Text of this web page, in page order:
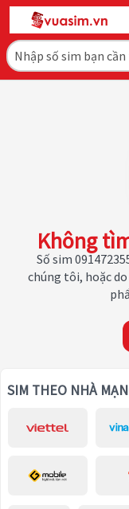
Không
Số sim
chúng tôi, hoặc
SIM THEO NHÀ